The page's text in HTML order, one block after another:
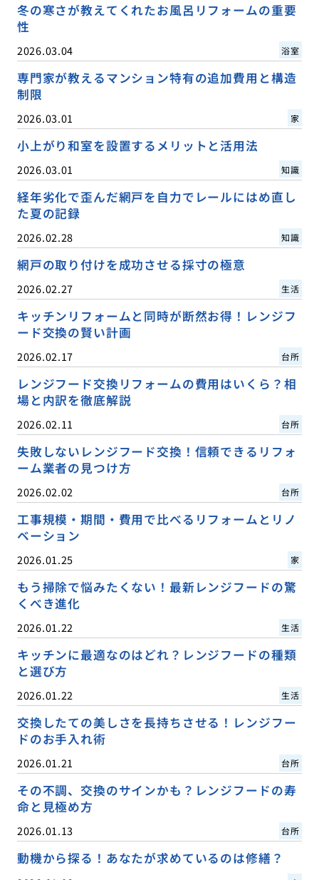
冬の寒さが教えてくれたお風呂リフォームの重要
性
2026.03.04 浴室
専門家が教えるマンション特有の追加費用と構造
制限
2026.03.01 家
小上がり和室を設置するメリットと活用法
2026.03.01 知識
経年劣化で歪んだ網戸を自力でレールにはめ直し
た夏の記録
2026.02.28 知識
網戸の取り付けを成功させる採寸の極意
2026.02.27 生活
キッチンリフォームと同時が断然お得！レンジフ
ード交換の賢い計画
2026.02.17 台所
レンジフード交換リフォームの費用はいくら？相
場と内訳を徹底解説
2026.02.11 台所
失敗しないレンジフード交換！信頼できるリフォ
ーム業者の見つけ方
2026.02.02 台所
工事規模・期間・費用で比べるリフォームとリノ
ベーション
2026.01.25 家
もう掃除で悩みたくない！最新レンジフードの驚
くべき進化
2026.01.22 生活
キッチンに最適なのはどれ？レンジフードの種類
と選び方
2026.01.22 生活
交換したての美しさを長持ちさせる！レンジフー
ドのお手入れ術
2026.01.21 台所
その不調、交換のサインかも？レンジフードの寿
命と見極め方
2026.01.13 台所
動機から探る！あなたが求めているのは修繕？